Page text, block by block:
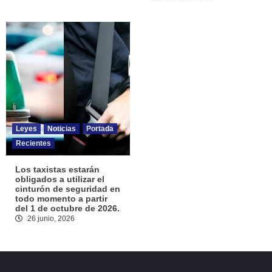
Leyes Noticias
Portada
Recientes
Los taxistas estarán
obligados a utilizar el
cinturón de seguridad en
todo momento a partir
del 1 de octubre de 2026.
26 junio, 2026